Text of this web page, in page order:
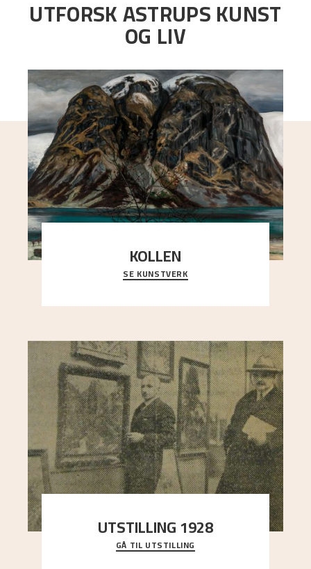
UTFORSK ASTRUPS KUNST
OG LIV
KOLLEN
Et ruvende fjell dominerer bildeflaten, og står i
sterk kontrast til det spinkle rognetreet ute
SE KUNSTVERK
UTSTILLING 1928
Då Astrup døydde i 1928, tok vennene Moritz
Kaland og Simon Thorbjørnsen initiativ til å
GÅ TIL UTSTILLING